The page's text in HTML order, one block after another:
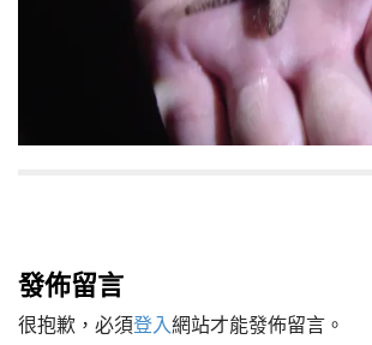
s
t
n
發佈留言
很抱歉，必須登入網站才能發佈留言。